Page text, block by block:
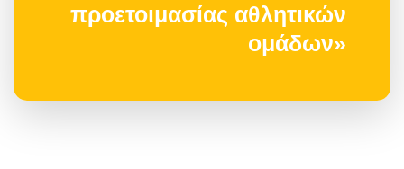
προετοιμασίας αθλητικών
ομάδων»